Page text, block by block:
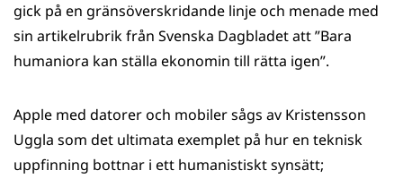
gick på en gränsöverskridande linje och menade med
sin artikelrubrik från Svenska Dagbladet att ”Bara
humaniora kan ställa ekonomin till rätta igen”.
Apple med datorer och mobiler sågs av Kristensson
Uggla som det ultimata exemplet på hur en teknisk
uppfinning bottnar i ett humanistiskt synsätt;